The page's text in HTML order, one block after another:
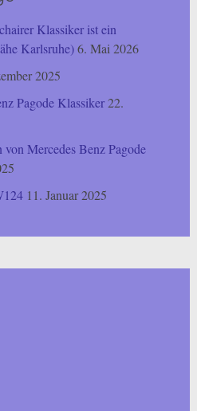
Klassiker ist ein
Karlsruhe)6. Mai 2026
2025
Pagode Klassiker22.
Mercedes Benz Pagode
11. Januar 2025